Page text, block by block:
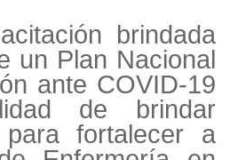
brindada
un Plan Nacional
ante COVID-19
de brindar
para fortalecer a